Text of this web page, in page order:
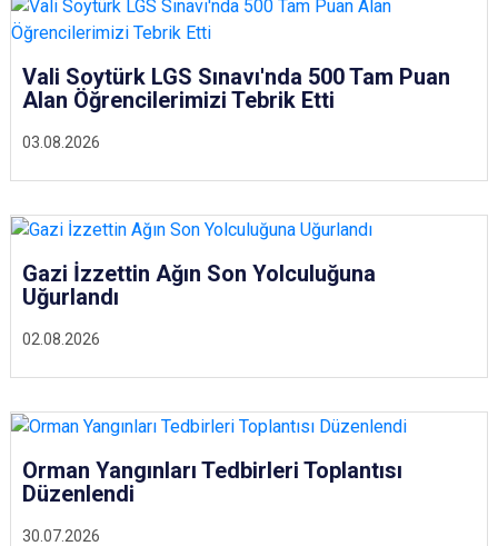
03.08.2026
Vali Soytürk LGS Sınavı'nda 500 Tam Puan
Alan Öğrencilerimizi Tebrik Etti
02.08.2026
Gazi İzzettin Ağın Son Yolculuğuna
Uğurlandı
30.07.2026
Orman Yangınları Tedbirleri Toplantısı
Düzenlendi